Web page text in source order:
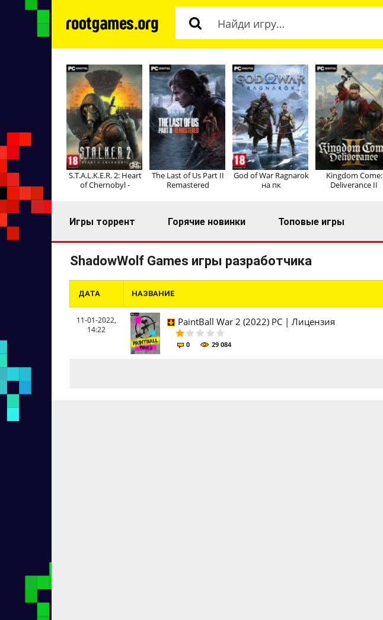
S.T.A.L.K.E.R. 2: Heart
of Chernobyl -
The Last of Us Part II
Remastered
God of War Ragnarok
на пк
Kingdom Come:
Deliverance II
Игры торрент Горячие новинки Топовые игры
ShadowWolf Games игры разработчика
ДАТА НАЗВАНИЕ
11-01-2022,
14:22
PaintBall War 2 (2022) PC | Лицензия
0 29 084